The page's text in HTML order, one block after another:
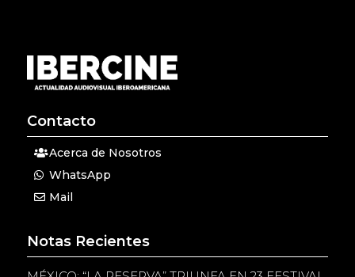
Contacto
Acerca de Nosotros
WhatsApp
Mail
Notas Recientes